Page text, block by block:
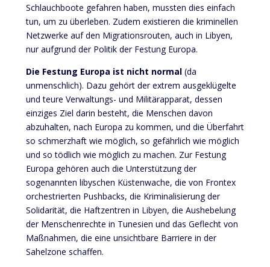
Schlauchboote gefahren haben, mussten dies einfach
tun, um zu überleben. Zudem existieren die kriminellen
Netzwerke auf den Migrationsrouten, auch in Libyen,
nur aufgrund der Politik der Festung Europa.
Die Festung Europa ist nicht normal(da
unmenschlich). Dazu gehört der extrem ausgeklügelte
und teure Verwaltungs- und Militärapparat, dessen
einziges Ziel darin besteht, die Menschen davon
abzuhalten, nach Europa zu kommen, und die Überfahrt
so schmerzhaft wie möglich, so gefährlich wie möglich
und so tödlich wie möglich zu machen. Zur Festung
Europa gehören auch die Unterstützung der
sogenannten libyschen Küstenwache, die von Frontex
orchestrierten Pushbacks, die Kriminalisierung der
Solidarität, die Haftzentren in Libyen, die Aushebelung
der Menschenrechte in Tunesien und das Geflecht von
Maßnahmen, die eine unsichtbare Barriere in der
Sahelzone schaffen.